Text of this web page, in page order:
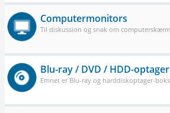
Computermonitors
Til diskussion og snak om
Blu-ray / DVD / HDD-
Emnet er Blu-ray og harddiskoptager-